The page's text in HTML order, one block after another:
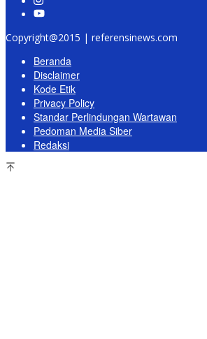
Copyright@2015 | referensinews.com
Beranda
Disclaimer
Kode Etik
Privacy Policy
Standar Perlindungan Wartawan
Pedoman Media Siber
Redaksi